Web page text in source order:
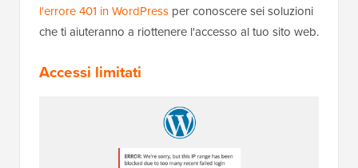
l'errore 401 in WordPress per conoscere sei soluzioni
che ti aiuteranno a riottenere l'accesso al tuo sito web.
Accessi limitati